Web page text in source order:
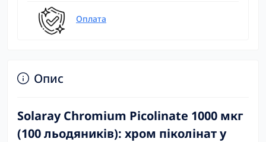
Оплата
Опис
Solaray Chromium Picolinate 1000 мкг
(100 льодяників): хром піколінат у